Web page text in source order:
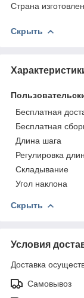
Страна
Скрыть
Бесплатная
Бесплатная
Длина шага
Регулировка
Складывание
Угол наклона
Скрыть
Условия
Доставка
Самовывоз